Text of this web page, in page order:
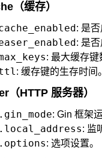
（缓存）
: 是否
: 是否
: 最大缓存键
: 缓存键的生存时间。
（HTTP 服务器）
: Gin 框架
: 监
: 选项设置。